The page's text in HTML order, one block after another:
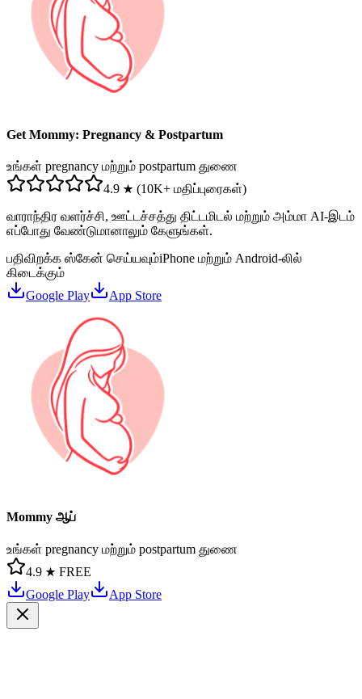
Get Mommy: Pregnancy & Postpartum
உங்கள் pregnancy மற்றும் postpartum துணை
4.9 ★ (10K+ மதிப்புரைகள்)
வாராந்திர வளர்ச்சி, ஊட்டச்சத்து திட்டமிடல் மற்றும் அம்மா AI-இடம்
எப்போது வேண்டுமானாலும் கேளுங்கள்.
பதிவிறக்க ஸ்கேன் செய்யவும்iPhone மற்றும் Android-லில்
கிடைக்கும்
Google Play
App Store
Mommy ஆப்
உங்கள் pregnancy மற்றும் postpartum துணை
4.9 ★ FREE
Google Play
App Store